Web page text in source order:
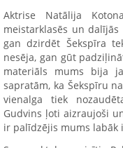
Aktrise Natālija
meistarklasēs un
gan dzirdēt Šekspīra
nesēja, gan gūt
materiāls mums bija
sapratām, ka Šekspīru
vienalga tiek
Gudvins ļoti aizraujoši
ir palīdzējis mums labāk